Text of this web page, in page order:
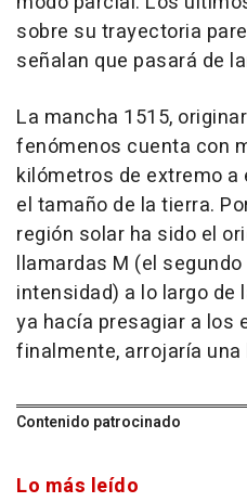
sobre su trayectoria
señalan que pasará de
La mancha 1515,
fenómenos cuenta con
kilómetros de extremo
el tamaño de la tierra.
región solar ha sido el
llamardas M (el
intensidad) a lo largo de
ya hacía presagiar a los
finalmente, arrojaría
Contenido patrocinado
Lo más leído